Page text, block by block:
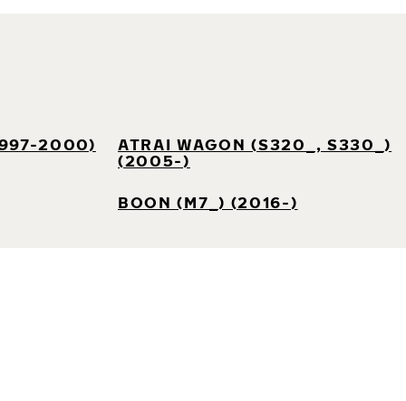
2000)
ATRAI WAGON (S320_, S330_)
(2005-)
BOON (M7_) (2016-)